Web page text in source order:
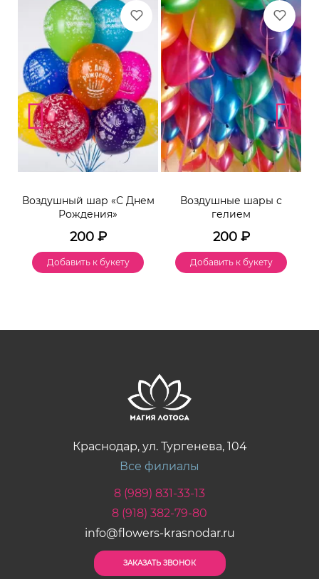
Воздушный шар «С Днем
Рождения»
200₽
Добавить к букету
Воздушные шары с
гелием
200₽
Добавить к букету
Краснодар, ул. Тургенева, 104
Все филиалы
8 (989) 831-33-13
8 (918) 382-79-80
info@flowers-krasnodar.ru
ЗАКАЗАТЬ ЗВОНОК